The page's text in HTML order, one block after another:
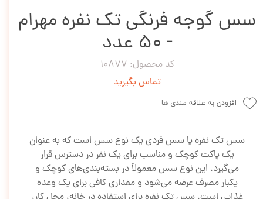
سس گوجه فرنگی تک نفره مهرام
- 50 عدد
کد محصول: 10877
تماس بگیرید
افزودن به علاقه مندی ها
سس تک نفره یا سس فردی یک نوع سس است که به عنوان
یک پاکت کوچک و مناسب برای یک نفر در دسترس قرار
می‌گیرد. این نوع سس معمولاً در بسته‌بندی‌های کوچک و
یکبار مصرف عرضه می‌شود و مقداری کافی برای یک وعده